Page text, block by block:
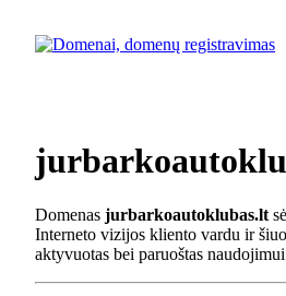
Domenas jurbarkoautoklubas.lt
Interneto vizijos kliento vardu ir
aktyvuotas bei paruoštas